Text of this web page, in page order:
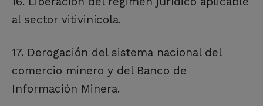
al sector vitivinícola.
17. Derogación del sistema nacional del
comercio minero y del Banco de
Información Minera.